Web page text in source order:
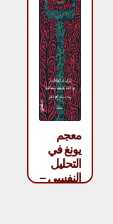
معجم
يونغ في
التحليل
النفسي –